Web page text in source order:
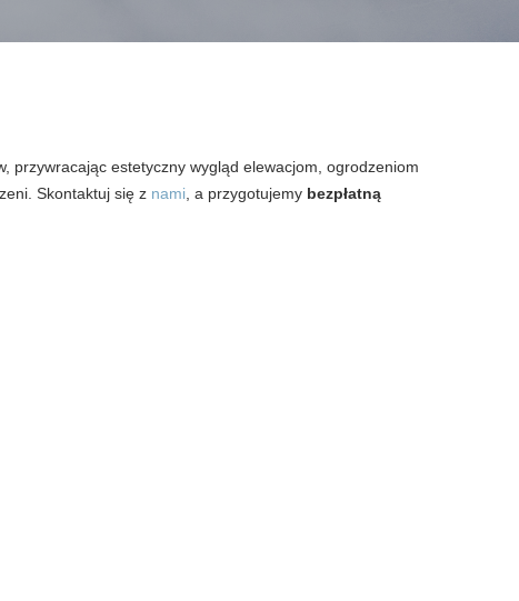
przywracając estetyczny wygląd elewacjom, ogrodzeniom
Skontaktuj się z nami , a przygotujemy bezpłatną